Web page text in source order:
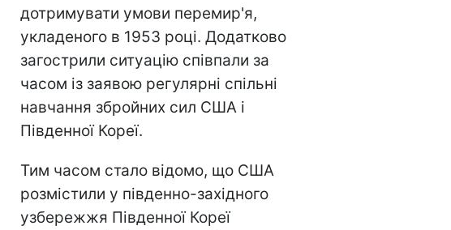
дотримувати умови перемир'я,
укладеного в 1953 році. Додатково
загострили ситуацію співпали за
часом із заявою регулярні спільні
навчання збройних сил США і
Південної Кореї.
Тим часом стало відомо, що США
розмістили у південно-західного
узбережжя Південної Кореї